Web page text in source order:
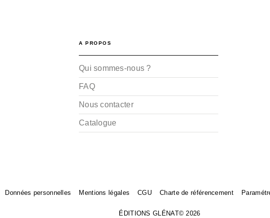
A PROPOS
Qui sommes-nous ?
FAQ
Nous contacter
Catalogue
Données personnelles Mentions légales CGU Charte de référencement
ÉDITIONS GLÉNAT© 2026